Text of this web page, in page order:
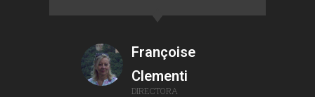
Françoise
Clementi
DIRECTORA